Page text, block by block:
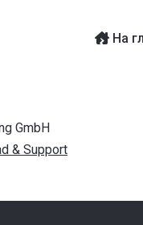
На
GmbH
& Support